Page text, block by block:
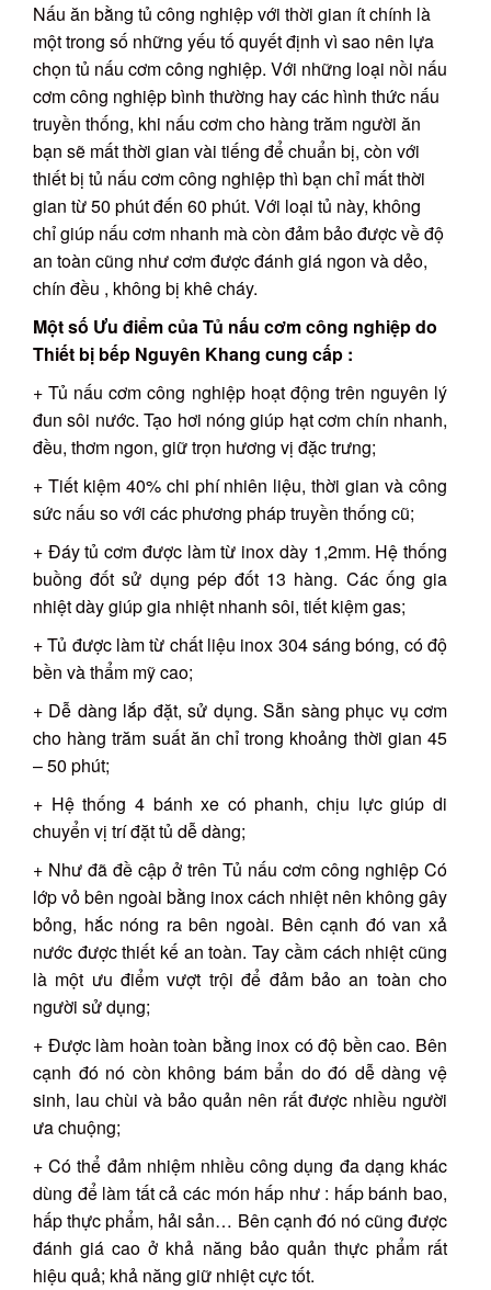
Nấu ăn bằng tủ công nghiệp với thời gian ít chính là
một trong số những yếu tố quyết định vì sao nên lựa
chọn tủ nấu cơm công nghiệp. Với những loại nồi nấu
cơm công nghiệp bình thường hay các hình thức nấu
truyền thống, khi nấu cơm cho hàng trăm người ăn
bạn sẽ mất thời gian vài tiếng để chuẩn bị, còn với
thiết bị tủ nấu cơm công nghiệp thì bạn chỉ mất thời
gian từ 50 phút đến 60 phút. Với loại tủ này, không
chỉ giúp nấu cơm nhanh mà còn đảm bảo được về độ
an toàn cũng như cơm được đánh giá ngon và dẻo,
chín đều , không bị khê cháy.
Một số Ưu điểm của Tủ nấu cơm công nghiệp do
Thiết bị bếp Nguyên Khang cung cấp :
+ Tủ nấu cơm công nghiệp hoạt động trên nguyên lý
đun sôi nước. Tạo hơi nóng giúp hạt cơm chín nhanh,
đều, thơm ngon, giữ trọn hương vị đặc trưng;
+ Tiết kiệm 40% chi phí nhiên liệu, thời gian và công
sức nấu so với các phương pháp truyền thống cũ;
+ Đáy tủ cơm được làm từ inox dày 1,2mm. Hệ thống
buồng đốt sử dụng pép đốt 13 hàng. Các ống gia
nhiệt dày giúp gia nhiệt nhanh sôi, tiết kiệm gas;
+ Tủ được làm từ chất liệu inox 304 sáng bóng, có độ
bền và thẩm mỹ cao;
+ Dễ dàng lắp đặt, sử dụng. Sẵn sàng phục vụ cơm
cho hàng trăm suất ăn chỉ trong khoảng thời gian 45
– 50 phút;
+ Hệ thống 4 bánh xe có phanh, chịu lực giúp di
chuyển vị trí đặt tủ dễ dàng;
+ Như đã đề cập ở trên Tủ nấu cơm công nghiệp Có
lớp vỏ bên ngoài bằng inox cách nhiệt nên không gây
bỏng, hắc nóng ra bên ngoài. Bên cạnh đó van xả
nước được thiết kế an toàn. Tay cầm cách nhiệt cũng
là một ưu điểm vượt trội để đảm bảo an toàn cho
người sử dụng;
+ Được làm hoàn toàn bằng inox có độ bền cao. Bên
cạnh đó nó còn không bám bẩn do đó dễ dàng vệ
sinh, lau chùi và bảo quản nên rất được nhiều người
ưa chuộng;
+ Có thể đảm nhiệm nhiều công dụng đa dạng khác
dùng để làm tất cả các món hấp như : hấp bánh bao,
hấp thực phẩm, hải sản… Bên cạnh đó nó cũng được
đánh giá cao ở khả năng bảo quản thực phẩm rất
hiệu quả; khả năng giữ nhiệt cực tốt.